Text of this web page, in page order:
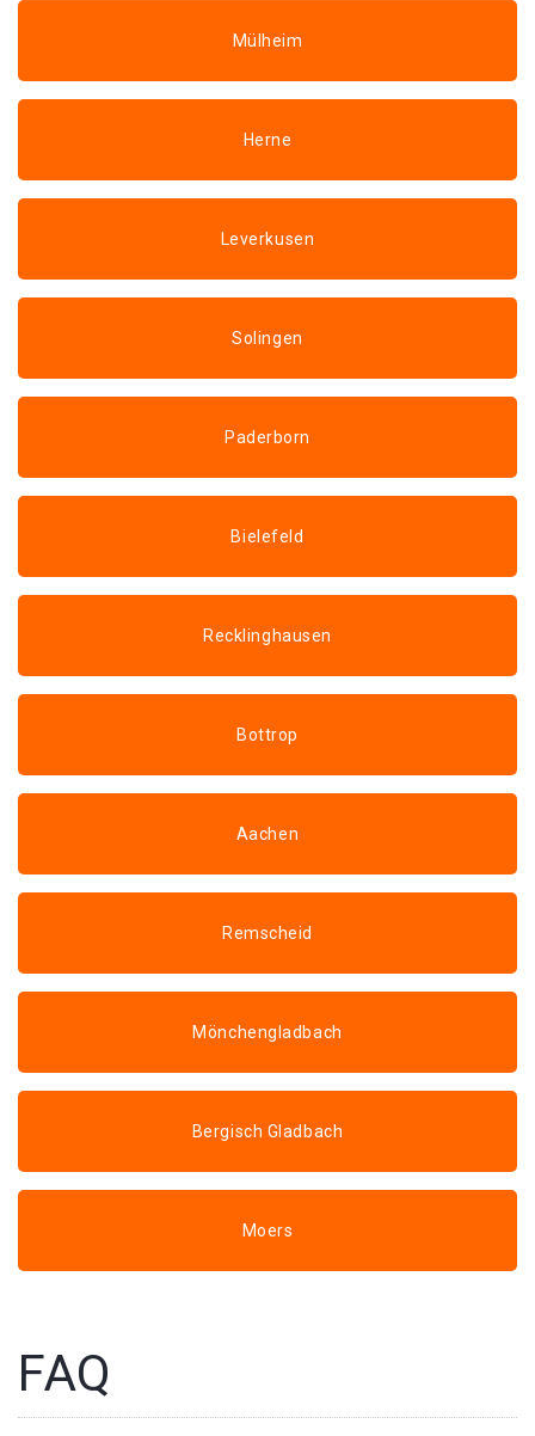
Mülheim
Herne
Leverkusen
Solingen
Paderborn
Bielefeld
Recklinghausen
Bottrop
Aachen
Remscheid
Mönchengladbach
Bergisch Gladbach
Moers
FAQ